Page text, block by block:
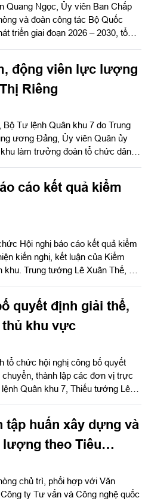
Quang Ngọc, Ủy viên Ban Chấp
và đoàn công tác Bộ Quốc
triển giai đoạn 2026 – 2030, tổ
động viên lực lượng
Riêng
Tư lệnh Quân khu 7 do Trung
ương Đảng, Ủy viên Quân ủy
làm trưởng đoàn tổ chức dâng
viên Lê Thị Riêng, Thành phố
cáo kết quả kiểm
Hội nghị báo cáo kết quả kiểm
kiến nghị, kết luận của Kiểm
Trung tướng Lê Xuân Thế, Ủy
quyết định giải thể,
khu vực
tổ chức hội nghị công bố quyết
thành lập các đơn vị trực
Quân khu 7, Thiếu tướng Lê
tập huấn xây dựng và
lượng theo Tiêu
chủ trì, phối hợp với Văn
ty Tư vấn và Công nghệ quốc